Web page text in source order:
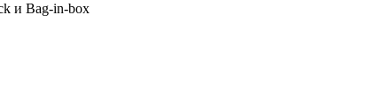
и Bag-in-box